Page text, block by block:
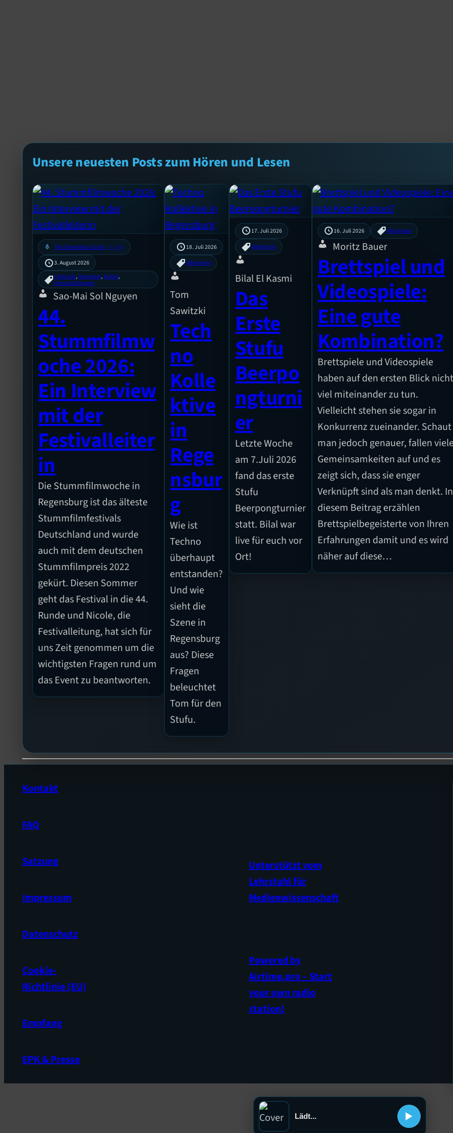
Unsere neuesten Posts zum Hören und Lesen
mic The Show Must Go On [S1/E4]
3. August 2026
Festivals, Interview, Kultur
Veranstaltungen
Sao-Mai Sol Nguyen
44.
Stummfilmw
oche 2026:
Ein Interview
mit der
Festivalleiter
in
Die Stummfilmwoche in
Regensburg ist das älteste
Stummfilmfestivals
Deutschland und wurde
auch mit dem deutschen
Stummfilmpreis 2022
gekürt. Diesen Sommer
geht das Festival in die 44.
Runde und Nicole, die
Festivalleitung, hat sich für
uns Zeit genommen um die
wichtigsten Fragen rund um
das Event zu beantworten.
18. Juli 2026
Allgemein
Tom
Sawitzki
Tech
no
Kolle
ktive
in
Rege
nsbur
g
Wie ist
Techno
überhaupt
entstanden?
Und wie
sieht die
Szene in
Regensburg
aus? Diese
Fragen
beleuchtet
Tom für den
Stufu.
17. Juli 2026
Allgemein
Bilal El Kasmi
Das
Erste
Stufu
Beerpo
ngturni
er
Letzte Woche
am 7.Juli 2026
fand das erste
Stufu
Beerpongturnier
statt. Bilal war
live für euch vor
Ort!
16. Juli 2026 Allgemein
Moritz Bauer
Brettspiel und
Videospiele:
Eine gute
Kombination?
Brettspiele und Videospiele
haben auf den ersten Blick nicht
viel miteinander zu tun.
Vielleicht stehen sie sogar in
Konkurrenz zueinander. Schaut
man jedoch genauer, fallen
Gemeinsamkeiten auf und es
zeigt sich, dass sie enger
Verknüpft sind als man denkt. In
diesem Beitrag erzählen
Brettspielbegeisterte von Ihren
Erfahrungen damit und es wird
näher auf diese…
Kontakt
FAQ
Satzung
Impressum
Datenschutz
Cookie-
Richtlinie (EU)
Empfang
EPK & Presse
Unterstützt vom
Lehrstuhl für
Medienwissenschaft
Powered by
Airtime.pro – Start
your own radio
station!
Lädt...